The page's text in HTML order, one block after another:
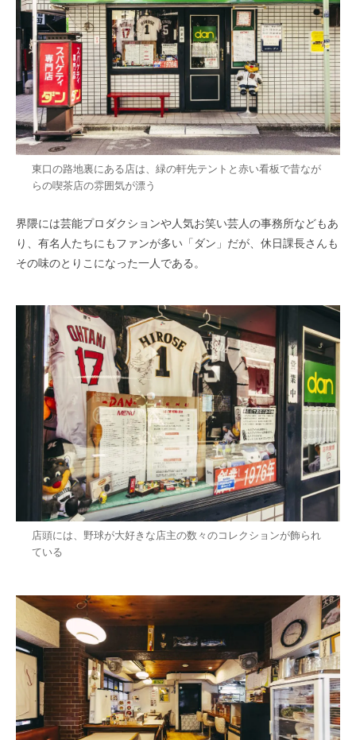
東口の路地裏にある店は、緑の軒先テントと赤い看板で昔なが
らの喫茶店の雰囲気が漂う
界隈には芸能プロダクションや人気お笑い芸人の事務所などもあ
り、有名人たちにもファンが多い「ダン」だが、休日課長さんも
その味のとりこになった一人である。
店頭には、野球が大好きな店主の数々のコレクションが飾られ
ている